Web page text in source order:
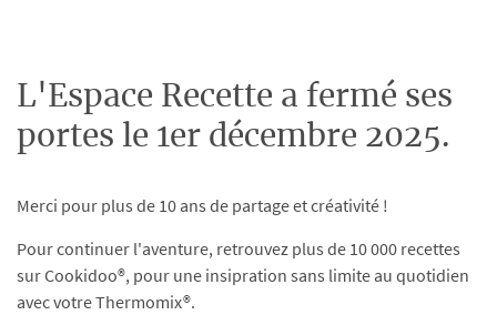
L'Espace Recette a fermé ses
portes le 1er décembre 2025.
Merci pour plus de 10 ans de partage et créativité !
Pour continuer l'aventure, retrouvez plus de 10 000 recettes
sur Cookidoo®, pour une insipration sans limite au quotidien
avec votre Thermomix®.